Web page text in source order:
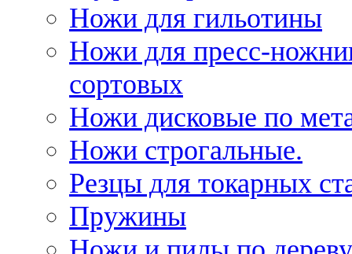
Ножи для гильотины
Ножи для пресс-
сортовых
Ножи дисковые по
Ножи строгальные.
Резцы для токарных
Пружины